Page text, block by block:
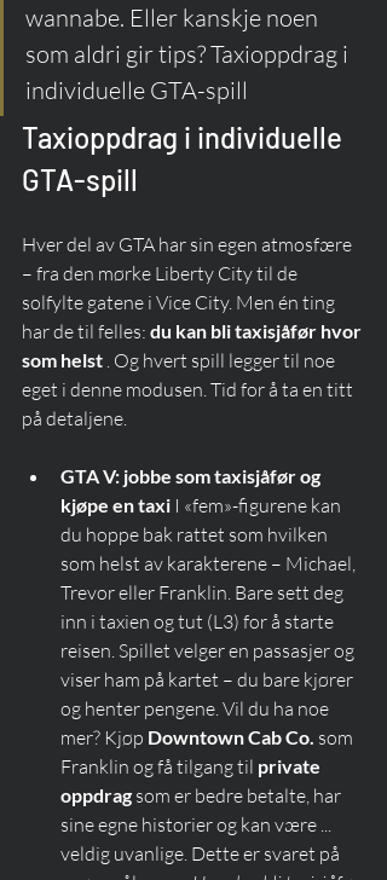
wannabe. Eller kanskje noen
som aldri gir tips? Taxioppdrag i
individuelle GTA-spill
Taxioppdrag i individuelle
GTA-spill
Hver del av GTA har sin egen atmosfære
– fra den mørke Liberty City til de
solfylte gatene i Vice City. Men én ting
har de til felles: du kan bli taxisjåfør hvor
som helst . Og hvert spill legger til noe
eget i denne modusen. Tid for å ta en titt
på detaljene.
GTA V: jobbe som taxisjåfør og
kjøpe en taxi I «fem»-figurene kan
du hoppe bak rattet som hvilken
som helst av karakterene – Michael,
Trevor eller Franklin. Bare sett deg
inn i taxien og tut (L3) for å starte
reisen. Spillet velger en passasjer og
viser ham på kartet – du bare kjører
og henter pengene. Vil du ha noe
mer? Kjøp Downtown Cab Co. som
Franklin og få tilgang til private
oppdrag som er bedre betalte, har
sine egne historier og kan være ...
veldig uvanlige. Dette er svaret på